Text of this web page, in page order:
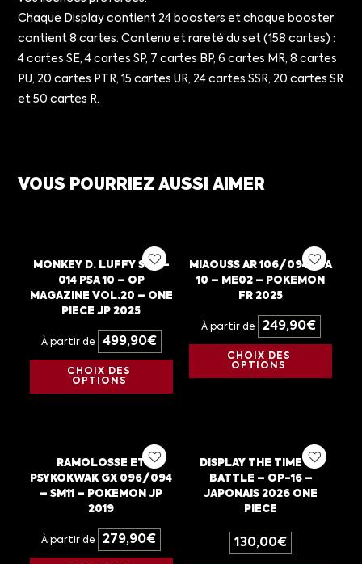
Chaque Display contient 24 boosters et chaque booster
contient 8 cartes. Contenu et rareté du set (158 cartes) :
4 cartes SE, 4 cartes SP, 7 cartes BP, 6 cartes MR, 8 cartes
PU, 20 cartes PTR, 15 cartes UR, 24 cartes SSR, 20 cartes SR
et 50 cartes R.
VOUS POURRIEZ AUSSI AIMER
MONKEY D. LUFFY ST21-
014 PSA 10 – OP
MAGAZINE VOL.20 – ONE
PIECE JP 2025
À partir de 499,90€
CHOIX DES
OPTIONS
MIAOUSS AR 106/094 PSA
10 – ME02 – POKEMON
FR 2025
À partir de 249,90€
CHOIX DES
OPTIONS
RAMOLOSSE ET
PSYKOKWAK GX 096/094
– SM11 – POKEMON JP
2019
À partir de 279,90€
DISPLAY THE TIME OF
BATTLE – OP-16 –
JAPONAIS 2026 ONE
PIECE
130,00€